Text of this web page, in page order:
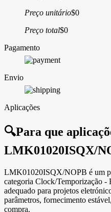
Preço unitário$0
Preço total$0
Pagamento
Envio
Aplicações
🔍Para que
LMK01020ISQX/
LMK01020ISQX/NOPB é um
categoria Clock/Temporização
adequado para projetos
parâmetros, fornecimento
compra.